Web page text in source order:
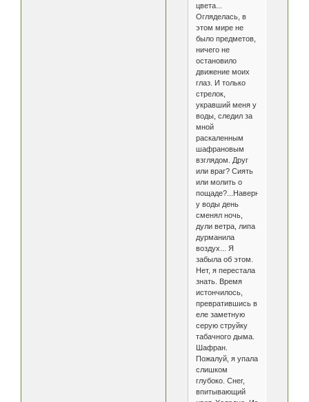
цвета...
Огляделась, в
этом мире не
было предметов,
ничего не
остановило
движение моих
глаз. И только
стрелок,
укравший меня у
воды, следил за
мной
раскаленным
шафрановым
взглядом. Друг
или враг? Сиять
или молить о
пощаде?...Наверное,
у воды день
сменял ночь,
дули ветра, липа
дурманила
воздух... Я
забыла об этом.
Нет, я перестала
знать. Время
истончилось,
превратившись в
еле заметную
серую струйку
табачного дыма.
Шафран.
Пожалуй, я упала
слишком
глубоко. Снег,
впитывающий